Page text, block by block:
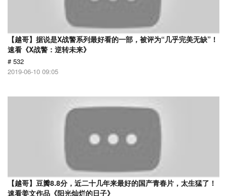
【越哥】据说是X战警系列最好看的一部，被评为“几乎完美无缺”！
速看《X战警：逆转未来》
# 532
2019-06-10 09:05
【越哥】豆瓣8.8分，近二十几年来最好的国产青春片，太生猛了！
速看姜文作品《阳光灿烂的日子》